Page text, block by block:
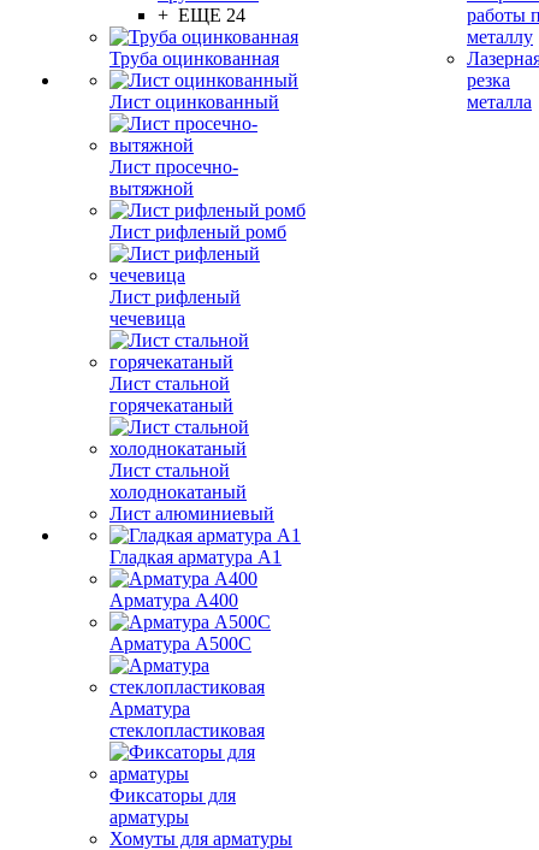
+ ЕЩЕ 24
Труба оцинкованная
Лист оцинкованный
Лист просечно-
вытяжной
Лист рифленый ромб
Лист рифленый
чечевица
Лист стальной
горячекатаный
Лист стальной
холоднокатаный
Лист алюминиевый
Гладкая арматура А1
Арматура А400
Арматура A500C
Арматура
стеклопластиковая
Фиксаторы для
арматуры
Хомуты для арматуры
работы
металлу
резка
металла